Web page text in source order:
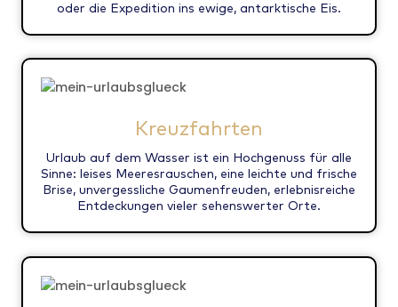
oder die Expedition ins ewige, antarktische Eis.
Kreuzfahrten
Urlaub auf dem Wasser ist ein Hochgenuss für alle
Sinne: leises Meeresrauschen, eine leichte und frische
Brise, unvergessliche Gaumenfreuden, erlebnisreiche
Entdeckungen vieler sehenswerter Orte.